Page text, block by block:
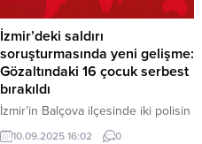
İzmir’deki saldırı
soruşturmasında yeni gelişme:
Gözaltındaki 16 çocuk serbest
bırakıldı
İzmir’in Balçova ilçesinde iki polisin
şehit olduğu polis merkezi
10.09.2025 16:02 0